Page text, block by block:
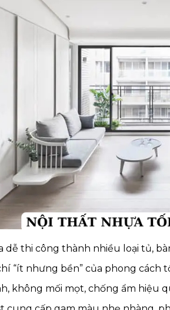
dễ thi công thành nhiều loại tủ,
“ít nhưng bền” của phong cách
không mối mọt, chống ẩm hiệu